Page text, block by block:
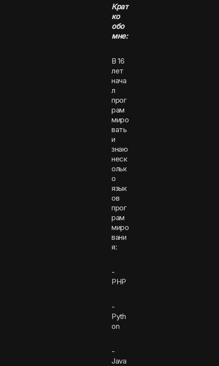
Крат
ко
обо
мне:
В 16
лет
нача
л
прог
рам
миро
вать
и
знаю
неск
ольк
о
язык
ов
прог
рам
миро
вани
я:
-
PHP
-
Pyth
on
-
Java